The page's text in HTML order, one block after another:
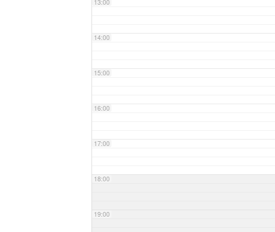
13:00
14:00
15:00
16:00
17:00
18:00
19:00